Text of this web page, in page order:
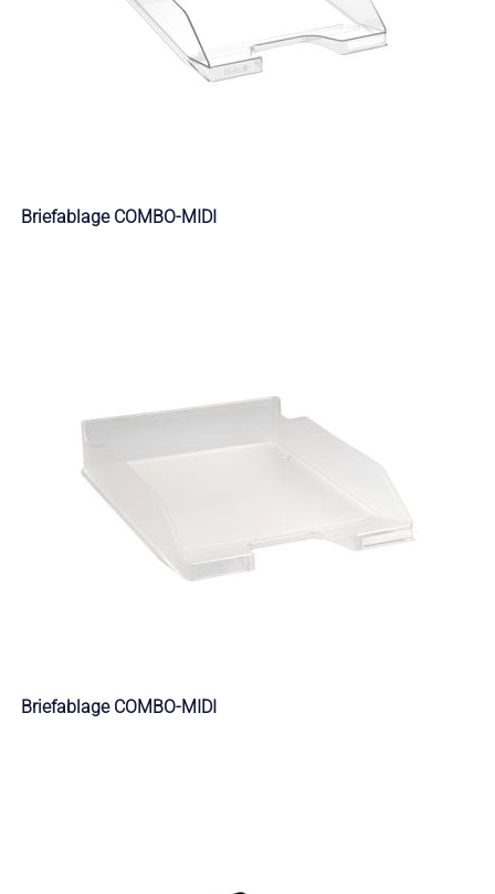
Briefablage COMBO-MIDI
Briefablage COMBO-MIDI